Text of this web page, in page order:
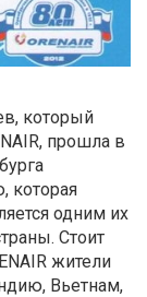
который
прошла в
которая
одним их
Стоит
жители
Вьетнам,